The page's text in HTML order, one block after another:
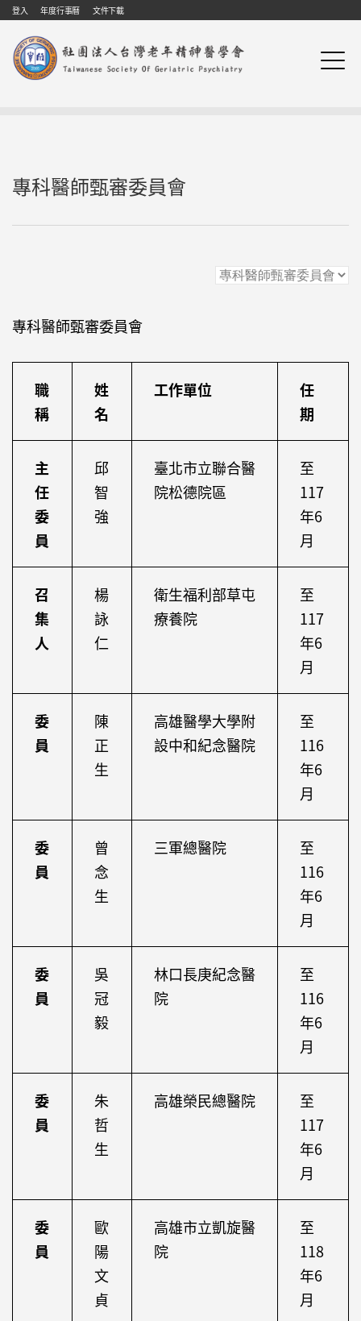
Skip to navigation
移至主內容
登入 年度行事曆 文件下載
專科醫師甄審委員會
專科醫師甄審委員會
職
稱
姓
名
工作單位
任
期
主
任
委
員
邱
智
強
臺北市立聯合醫
院松德院區
至
117
年6
月
召
集
人
楊
詠
仁
衛生福利部草屯
療養院
至
117
年6
月
委
員
陳
正
生
高雄醫學大學附
設中和紀念醫院
至
116
年6
月
委
員
曾
念
生
三軍總醫院
至
116
年6
月
委
員
吳
冠
毅
林口長庚紀念醫
院
至
116
年6
月
委
員
朱
哲
生
高雄榮民總醫院
至
117
年6
月
委
員
歐
陽
文
貞
高雄市立凱旋醫
院
至
118
年6
月